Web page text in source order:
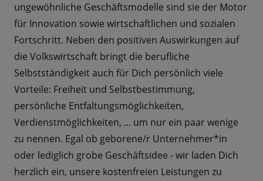
ungewöhnliche Geschäftsmodelle sind sie der Motor
für Innovation sowie wirtschaftlichen und sozialen
Fortschritt. Neben den positiven Auswirkungen auf
die Volkswirtschaft bringt die berufliche
Selbstständigkeit auch für Dich persönlich viele
Vorteile: Freiheit und Selbstbestimmung,
persönliche Entfaltungsmöglichkeiten,
Verdienstmöglichkeiten, ... um nur ein paar wenige
zu nennen. Egal ob geborene/r Unternehmer*in
oder lediglich grobe Geschäftsidee - wir laden Dich
herzlich ein, unsere kostenfreien Leistungen zu